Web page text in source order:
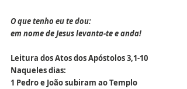
O que tenho eu te dou:
em nome de Jesus levanta-te e anda!
Leitura dos Atos dos Apóstolos 3,1-10
Naqueles dias:
1 Pedro e João subiram ao Templo